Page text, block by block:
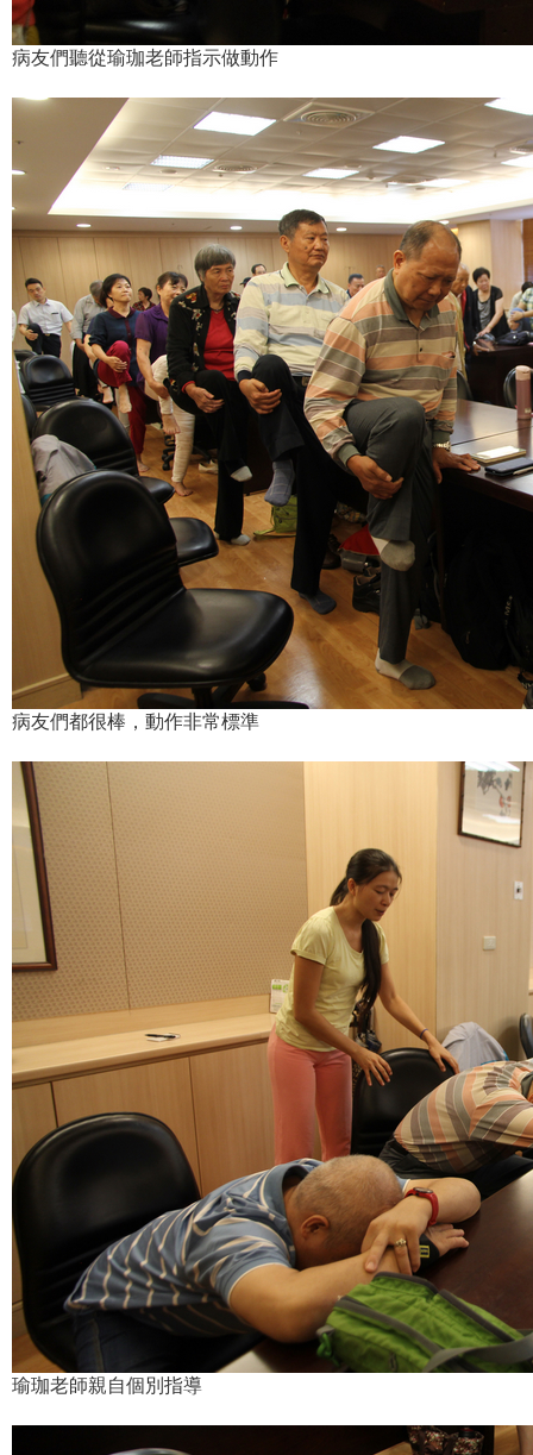
病友們聽從瑜珈老師指示做動作
病友們都很棒，動作非常標準
瑜珈老師親自個別指導